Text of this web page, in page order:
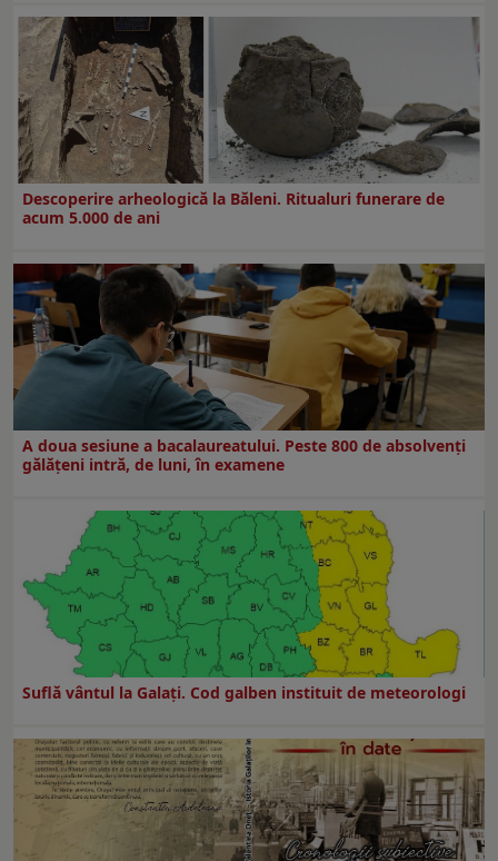
Descoperire arheologică la Băleni. Ritualuri funerare de
acum 5.000 de ani
A doua sesiune a bacalaureatului. Peste 800 de absolvenţi
gălăţeni intră, de luni, în examene
Suflă vântul la Galaţi. Cod galben instituit de meteorologi